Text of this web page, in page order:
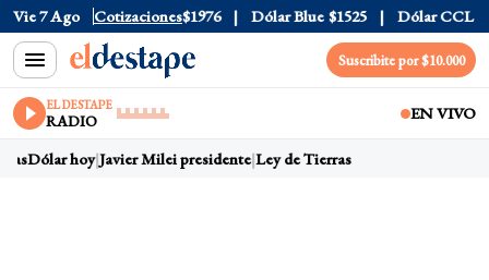
Vie 7 Ago Cotizaciones
Dólar Tarjeta $1976 Dólar Blue $1525 Dólar CCL $1578.5
Suscribite por $10.000
EL DESTAPE
RADIO EN VIVO
Dólar hoy Javier Milei presidente Ley de TierrasDólar hoy